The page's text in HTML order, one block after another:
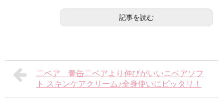
記事を読む
二ベア 青缶二ベアより伸びがいいニベアソフ
ト スキンケアクリーム♪全身使いにピッタリ！